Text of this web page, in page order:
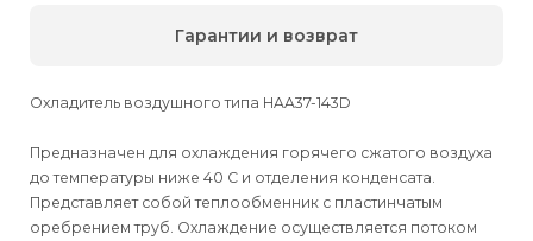
Охладитель воздушного типа HAA37-143D
Предназначен для охлаждения горячего сжатого воздуха
до температуры ниже 40 С и отделения конденсата.
Представляет собой теплообменник с пластинчатым
оребрением труб. Охлаждение осуществляется потоком
Гарантии и возврат